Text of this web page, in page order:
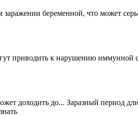
беременной, что может
приводить к нарушению
доходить до... Заразный период